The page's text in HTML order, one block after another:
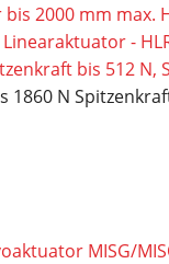
2000 mm max.
-
bis 512 N,
1860 N
MISG/